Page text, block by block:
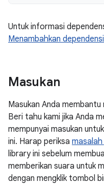
Untuk informasi
Menambahkan
Masukan
Masukan Anda
Beri tahu kami jika Anda
mempunyai masukan
ini. Harap periksa
library ini sebelum
memberikan suara untuk
dengan mengklik tombol